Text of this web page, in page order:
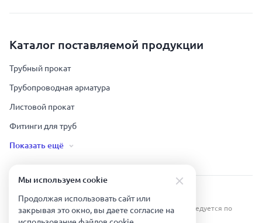
Каталог поставляемой продукции
Трубный прокат
Трубопроводная арматура
Листовой прокат
Фитинги для труб
Показать ещё
Урал Тех Экспорт — Казахстан © 2019-
Все права защищены. Копирование информации преследуется по
Мы используем сookie
Продолжая использовать сайт или
закрывая это окно, вы даете согласие на